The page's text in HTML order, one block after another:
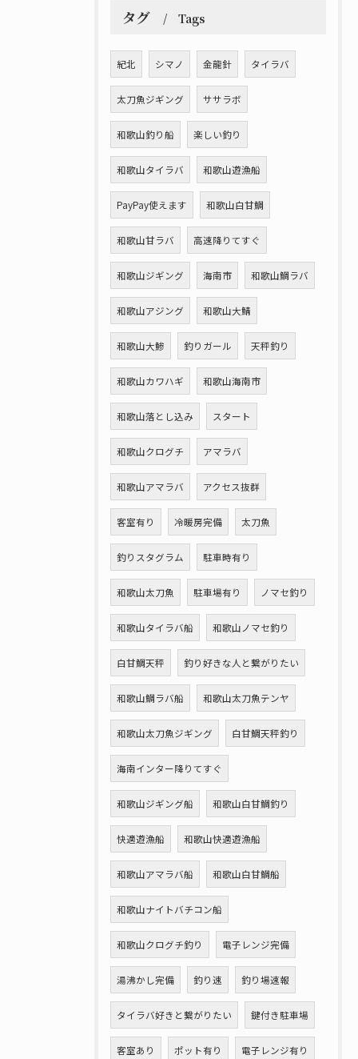
タグ Tags
紀北 シマノ 金龍針 タイラバ
太刀魚ジギング ササラボ
和歌山釣り船 楽しい釣り
和歌山タイラバ 和歌山遊漁船
PayPay使えます 和歌山白甘鯛
和歌山甘ラバ 高速降りてすぐ
和歌山ジギング 海南市 和歌山鯛ラバ
和歌山アジング 和歌山大鯖
和歌山大鯵 釣りガール 天秤釣り
和歌山カワハギ 和歌山海南市
和歌山落とし込み スタート
和歌山クログチ アマラバ
和歌山アマラバ アクセス抜群
客室有り 冷暖房完備 太刀魚
釣りスタグラム 駐車時有り
和歌山太刀魚 駐車場有り ノマセ釣り
和歌山タイラバ船 和歌山ノマセ釣り
白甘鯛天秤 釣り好きな人と繋がりたい
和歌山鯛ラバ船 和歌山太刀魚テンヤ
和歌山太刀魚ジギング 白甘鯛天秤釣り
海南インター降りてすぐ
和歌山ジギング船 和歌山白甘鯛釣り
快適遊漁船 和歌山快適遊漁船
和歌山アマラバ船 和歌山白甘鯛船
和歌山ナイトバチコン船
和歌山クログチ釣り 電子レンジ完備
湯沸かし完備 釣り速 釣り場速報
タイラバ好きと繋がりたい 鍵付き駐車場
客室あり ポット有り 電子レンジ有り